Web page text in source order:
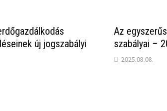
új jogszabályi
Az
szabályai –
2025.08.08.